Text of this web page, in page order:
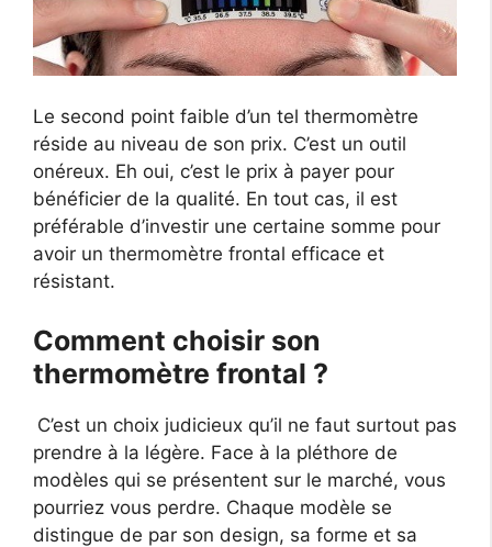
Le second point faible d’un tel thermomètre
réside au niveau de son prix. C’est un outil
onéreux. Eh oui, c’est le prix à payer pour
bénéficier de la qualité. En tout cas, il est
préférable d’investir une certaine somme pour
avoir un thermomètre frontal efficace et
résistant.
Comment choisir son
thermomètre frontal ?
C’est un choix judicieux qu’il ne faut surtout pas
prendre à la légère. Face à la pléthore de
modèles qui se présentent sur le marché, vous
pourriez vous perdre. Chaque modèle se
distingue de par son design, sa forme et sa